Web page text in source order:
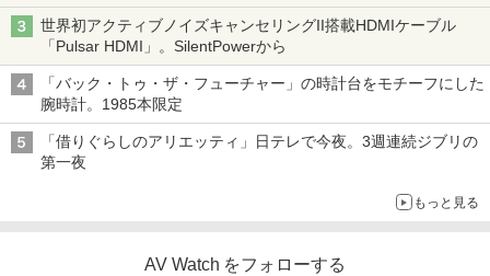
世界初アクティブノイズキャンセリングII搭載HDMIケーブル
「Pulsar HDMI」。SilentPowerから
「バック・トゥ・ザ・フューチャー」の時計台をモチーフにした
腕時計。1985本限定
「借りぐらしのアリエッティ」日テレで今夜。3週連続ジブリの
第一夜
もっと見る
AV Watch をフォローする